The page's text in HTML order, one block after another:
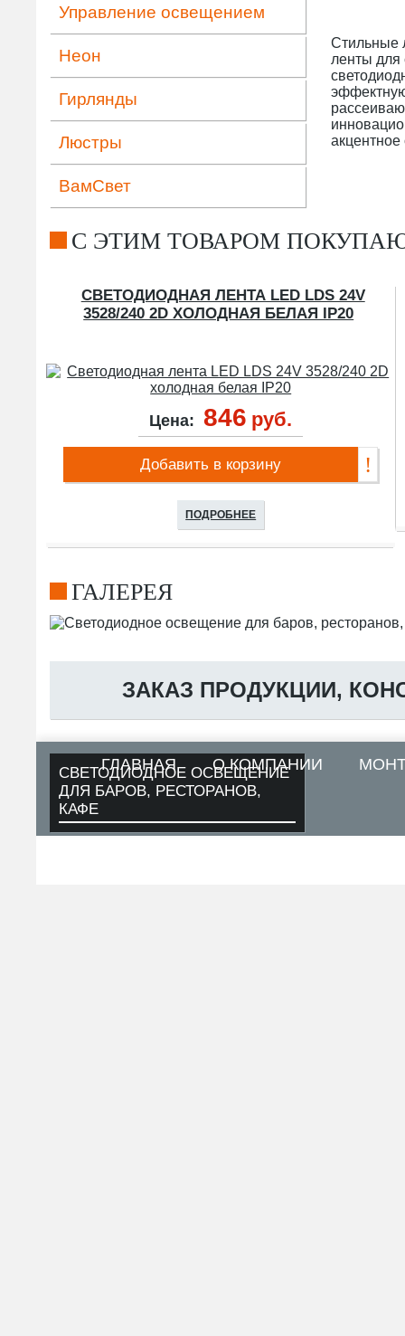
Управление освещением
Неон
Гирлянды
Люстры
ВамСвет
Стильные
ленты
C ЭТИМ ТОВАРОМ
СВЕТОДИОДНАЯ ЛЕНТА LED LDS 24V
3528/240 2D ХОЛОДНАЯ БЕЛАЯ IP20
Цена: 846 руб.
Добавить в корзину
ПОДРОБНЕЕ
ГАЛЕРЕЯ
СВЕТОДИОДНОЕ ОСВЕЩЕНИЕ
ДЛЯ БАРОВ, РЕСТОРАНОВ,
КАФЕ
ЗАКАЗ ПРОДУКЦИИ,
ГЛАВНАЯ О КОМПАНИИ